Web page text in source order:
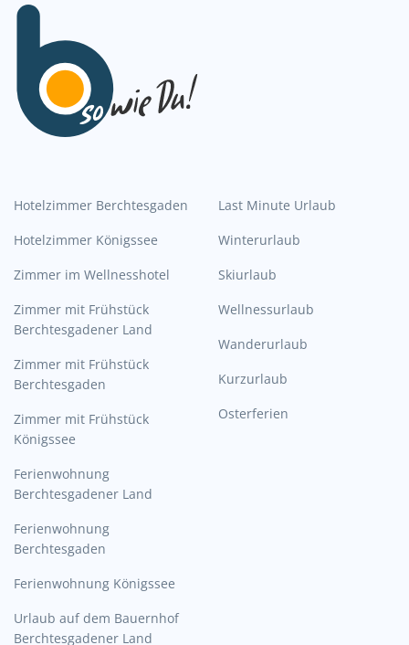
Hotelzimmer Berchtesgaden
Hotelzimmer Königssee
Zimmer im Wellnesshotel
Zimmer mit Frühstück
Berchtesgadener Land
Zimmer mit Frühstück
Berchtesgaden
Zimmer mit Frühstück
Königssee
Ferienwohnung
Berchtesgadener Land
Ferienwohnung
Berchtesgaden
Ferienwohnung Königssee
Urlaub auf dem Bauernhof
Berchtesgadener Land
Last Minute Urlaub
Winterurlaub
Skiurlaub
Wellnessurlaub
Wanderurlaub
Kurzurlaub
Osterferien